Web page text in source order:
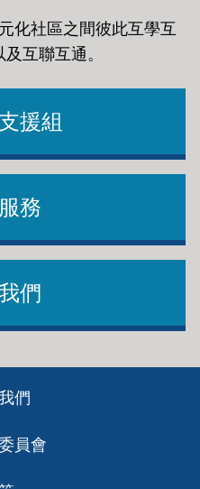
化社區之間彼此互學互
及互聯互通。
援組
務
們
們
員會